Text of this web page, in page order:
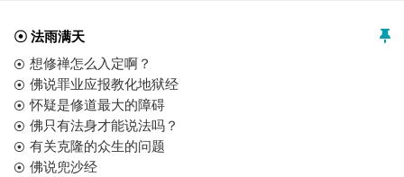
☉ 法雨满天
想修禅怎么入定啊？
佛说罪业应报教化地狱经
怀疑是修道最大的障碍
佛只有法身才能说法吗？
有关克隆的众生的问题
佛说兜沙经